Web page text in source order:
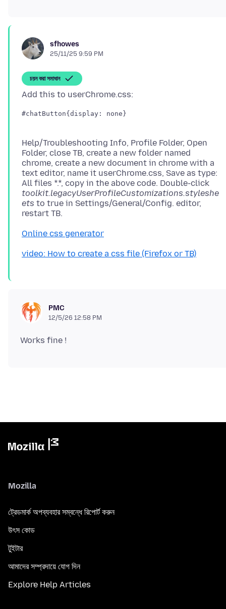
sfhowes
25/11/25 9:59 PM
চয়ন করা সমাধান
#chatButton{display: none}
Help/Troubleshooting Info, Profile Folder, Open
Folder, close TB, create a new folder named
chrome, create a new document in chrome with a
text editor, name it userChrome.css, Save as type:
All files *.*, copy in the above code. Double-click
toolkit.legacyUserProfileCustomizations.styleshe
ets to true in Settings/General/Config. editor,
Online css generator
video: How to create a css file (Firefox or TB)
PMC
12/5/26 12:58 PM
Mozilla
ট্রেডমার্ক অপব্যবহার সম্বন্ধে রিপোর্ট করুন
উৎস কোড
টুইটার
আমাদের সম্প্রদায়ে যোগ দিন
Explore Help Articles